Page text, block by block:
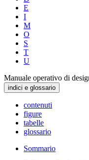
E
I
M
O
S
T
U
Manuale operativo di
indici e glossario
contenuti
figure
tabelle
glossario
Sommario